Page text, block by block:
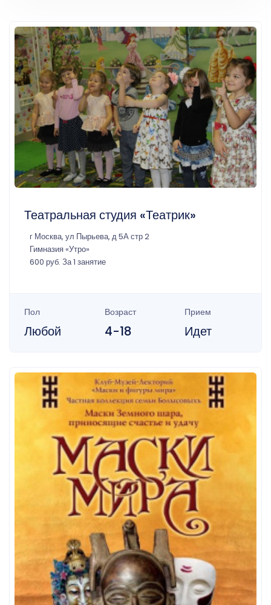
Театральная студия «Театрик»
г Москва, ул Пырьева, д 5А стр 2
Гимназия «Утро»
600 руб. За 1 занятие
Пол
Любой
Возраст
4-18
Прием
Идет